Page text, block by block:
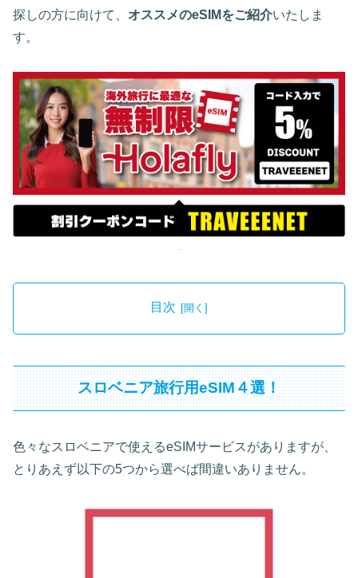
探しの方に向けて、 オススメのeSIMをご紹介いたしま
す。
目次
スロベニア旅行用eSIM４選！
色々なスロベニアで使えるeSIMサービスがありますが、
とりあえず以下の5つから選べば間違いありません。